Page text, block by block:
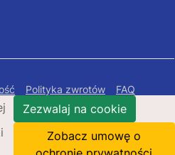
Polityka zwrotów
FAQ
Mapa Strony
Wszelkie prawa
Zezwalaj na cookie
Zobacz umowę o